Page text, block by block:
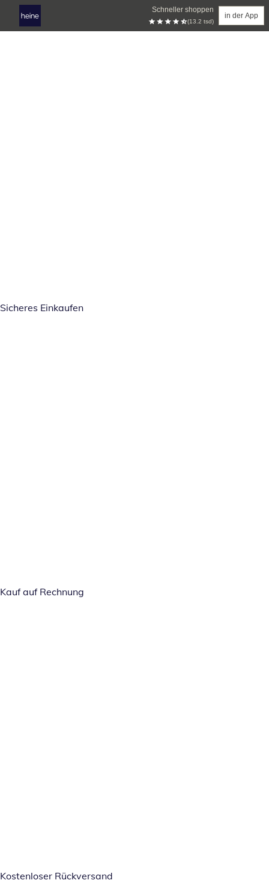
Schneller shoppen
(13.2 tsd)
in der App
Sicheres Einkaufen
Kauf auf Rechnung
Kostenloser Rückversand